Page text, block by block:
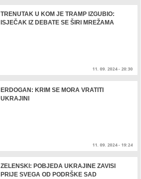
TRENUTAK U KOM JE TRAMP IZGUBIO:
ISJEČAK IZ DEBATE SE ŠIRI MREŽAMA
11. 09. 2024 - 20:30
ERDOGAN: KRIM SE MORA VRATITI
UKRAJINI
11. 09. 2024 - 19:24
ZELENSKI: POBJEDA UKRAJINE ZAVISI
PRIJE SVEGA OD PODRŠKE SAD